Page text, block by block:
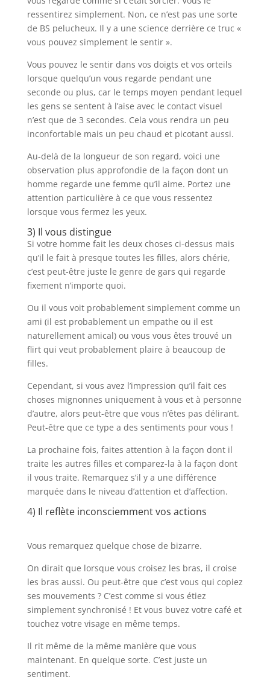
ressentirez simplement. Non, ce n’est pas une sorte
de BS pelucheux. Il y a une science derrière ce truc «
vous pouvez simplement le sentir ».
Vous pouvez le sentir dans vos doigts et vos orteils
lorsque quelqu’un vous regarde pendant une
seconde ou plus, car le temps moyen pendant lequel
les gens se sentent à l’aise avec le contact visuel
n’est que de 3 secondes. Cela vous rendra un peu
inconfortable mais un peu chaud et picotant aussi.
Au-delà de la longueur de son regard, voici une
observation plus approfondie de la façon dont un
homme regarde une femme qu’il aime. Portez une
attention particulière à ce que vous ressentez
lorsque vous fermez les yeux.
3) Il vous distingue
Si votre homme fait les deux choses ci-dessus mais
qu’il le fait à presque toutes les filles, alors chérie,
c’est peut-être juste le genre de gars qui regarde
fixement n’importe quoi.
Ou il vous voit probablement simplement comme un
ami (il est probablement un empathe ou il est
naturellement amical) ou vous vous êtes trouvé un
flirt qui veut probablement plaire à beaucoup de
filles.
Cependant, si vous avez l’impression qu’il fait ces
choses mignonnes uniquement à vous et à personne
d’autre, alors peut-être que vous n’êtes pas délirant.
Peut-être que ce type a des sentiments pour vous !
La prochaine fois, faites attention à la façon dont il
traite les autres filles et comparez-la à la façon dont
il vous traite. Remarquez s’il y a une différence
marquée dans le niveau d’attention et d’affection.
4) Il reflète inconsciemment vos actions
Vous remarquez quelque chose de bizarre.
On dirait que lorsque vous croisez les bras, il croise
les bras aussi. Ou peut-être que c’est vous qui copiez
ses mouvements ? C’est comme si vous étiez
simplement synchronisé ! Et vous buvez votre café et
touchez votre visage en même temps.
Il rit même de la même manière que vous
maintenant. En quelque sorte. C’est juste un
sentiment.